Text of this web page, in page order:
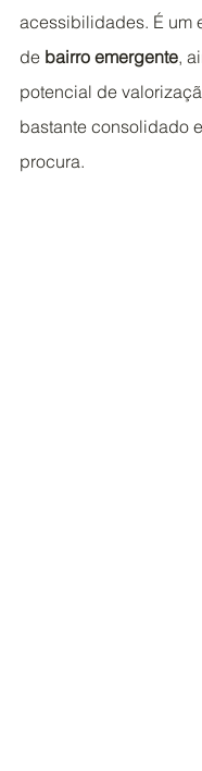
acessibilidades. É um
de bairro emergente,
potencial de
bastante consolidado
procura.